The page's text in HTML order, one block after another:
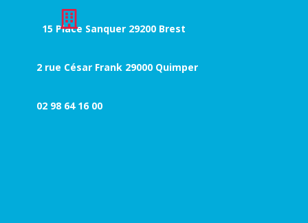
15 Place Sanquer 29200 Brest
2 rue César Frank 29000 Quimper
02 98 64 16 00
